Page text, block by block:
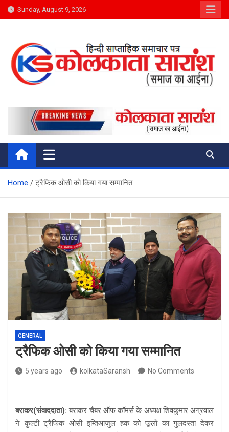
Skip
to
Sunday, August 9, 2026
Kolkata Saransh News
समाज का आईना
Home ट्रैफिक ओसी को किया गया सम्मानित
GENERAL
ट्रैफिक ओसी को किया गया सम्मानित
5 years ago kolkataSaransh No Comments
बराकर(संवाददाता): बराकर चैंबर ऑफ कॉमर्स के अध्यक्ष शिवकुमार अग्रवाल
ने कुल्टी ट्रैफिक ओसी इम्तिआजुल हक को फूलों का गुलदस्ता देकर